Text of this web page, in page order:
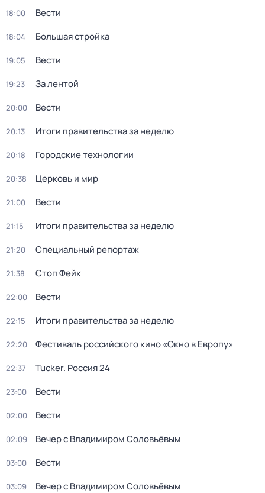
18:00 Вести
18:04 Большая стройка
19:05 Вести
19:23 За лентой
20:00 Вести
20:13 Итоги правительства за неделю
20:18 Городские технологии
20:38 Церковь и мир
21:00 Вести
21:15 Итоги правительства за неделю
21:20 Специальный репортаж
21:38 Стоп Фейк
22:00 Вести
22:15 Итоги правительства за неделю
22:20 Фестиваль российского кино «Окно в Европу»
22:37 Tucker. Россия 24
23:00 Вести
02:00 Вести
02:09 Вечер с Владимиром Соловьёвым
03:00 Вести
03:09 Вечер с Владимиром Соловьёвым